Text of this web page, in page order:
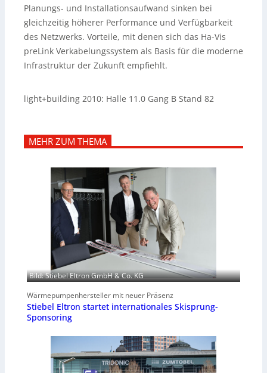
Planungs- und Installationsaufwand sinken bei
gleichzeitig höherer Performance und Verfügbarkeit
des Netzwerks. Vorteile, mit denen sich das Ha-Vis
preLink Verkabelungssystem als Basis für die moderne
Infrastruktur der Zukunft empfiehlt.
light+building 2010: Halle 11.0 Gang B Stand 82
MEHR ZUM THEMA
Bild: Stiebel Eltron GmbH & Co. KG
Wärmepumpenhersteller mit neuer Präsenz
Stiebel Eltron startet internationales Skisprung-
Sponsoring